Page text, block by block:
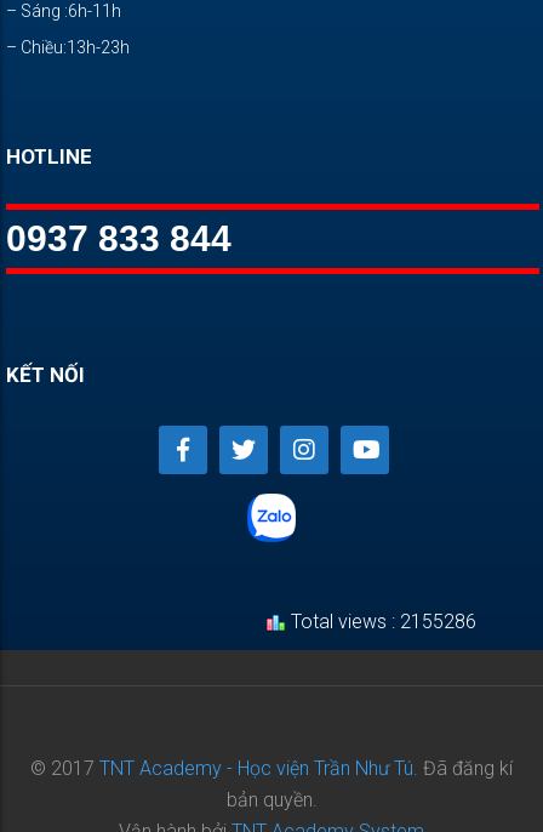
– Sáng :6h-11h
– Chiều:13h-23h
HOTLINE
0937 833 844
KẾT NỐI
Total views : 2155286
© 2017 TNT Academy - Học viện Trần Như Tú. Đã đăng kí
bản quyền.